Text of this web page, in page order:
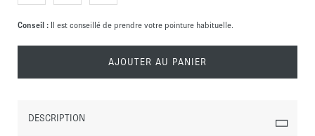
Conseil : Il est conseillé de prendre votre pointure habituelle.
AJOUTER AU PANIER
DESCRIPTION